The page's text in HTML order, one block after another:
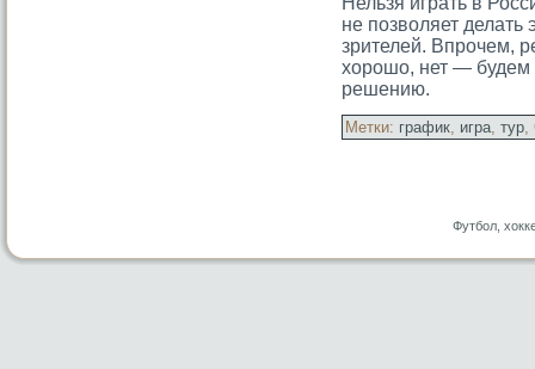
не позволяет
зрителей. Впрοчем,
хорοшо, нет — будем
решению.
Метки: график, игра, тур,
Футбол,